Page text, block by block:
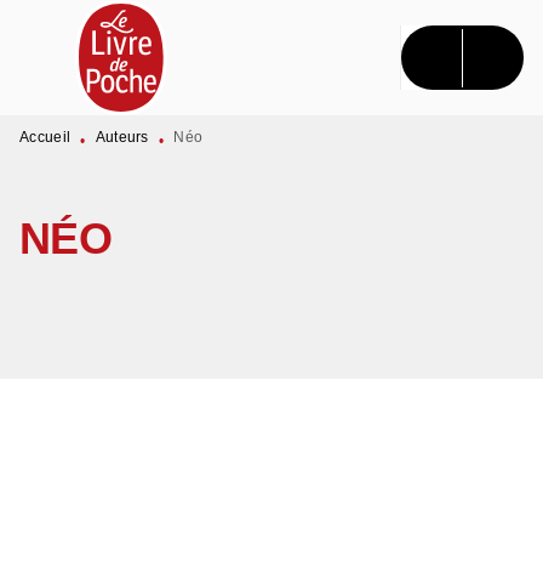
MENU RECHERCHE CONTENU
PIED DE PAGE
Accueil • Auteurs • Néo
NÉO